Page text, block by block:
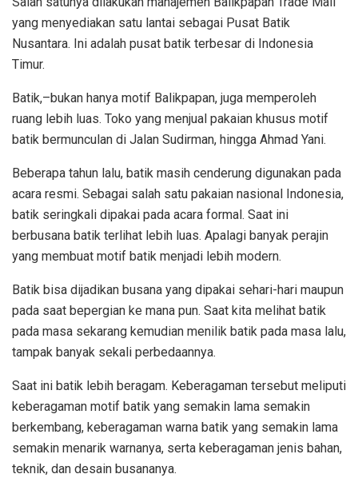
yang menyediakan satu lantai sebagai Pusat Batik
Nusantara. Ini adalah pusat batik terbesar di Indonesia
Timur.
Batik,–bukan hanya motif Balikpapan, juga memperoleh
ruang lebih luas. Toko yang menjual pakaian khusus motif
batik bermunculan di Jalan Sudirman, hingga Ahmad Yani.
Beberapa tahun lalu, batik masih cenderung digunakan pada
acara resmi. Sebagai salah satu pakaian nasional Indonesia,
batik seringkali dipakai pada acara formal. Saat ini
berbusana batik terlihat lebih luas. Apalagi banyak perajin
yang membuat motif batik menjadi lebih modern.
Batik bisa dijadikan busana yang dipakai sehari-hari maupun
pada saat bepergian ke mana pun. Saat kita melihat batik
pada masa sekarang kemudian menilik batik pada masa lalu,
tampak banyak sekali perbedaannya.
Saat ini batik lebih beragam. Keberagaman tersebut meliputi
keberagaman motif batik yang semakin lama semakin
berkembang, keberagaman warna batik yang semakin lama
semakin menarik warnanya, serta keberagaman jenis bahan,
teknik, dan desain busananya.